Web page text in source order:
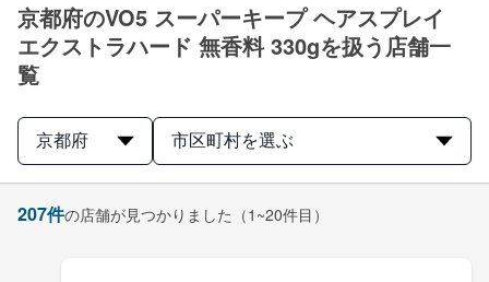
京都府のVO5 スーパーキープ ヘアスプレイ
エクストラハード 無香料 330gを扱う店舗一
覧
京都府 市区町村を選ぶ
207件の店舗が見つかりました （1~20件目）